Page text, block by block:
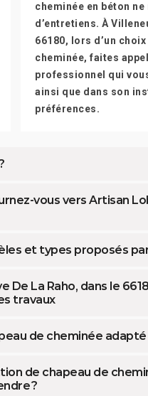
cheminée en béton
d’entretiens. À
66180, lors d’un
cheminée, faites
professionnel qui
ainsi que dans son
préférences.
vous vers Artisan
et types proposés
De La Raho, dans le
travaux
de cheminée
de chapeau de
?